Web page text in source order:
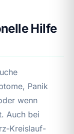
Hilfe
Panik
wenn
Auch bei